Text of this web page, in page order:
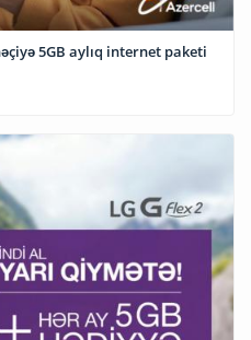
5GB aylıq internet paketi